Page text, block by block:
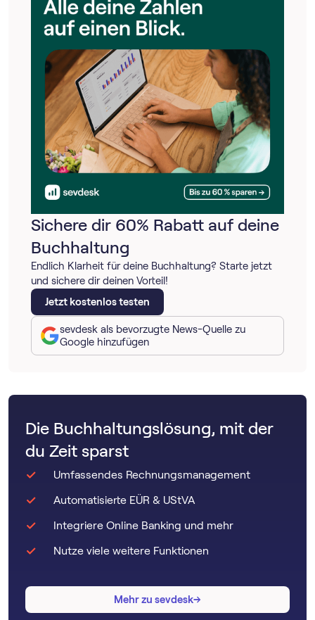
Sichere dir 60% Rabatt auf deine
Buchhaltung
Endlich Klarheit für deine Buchhaltung? Starte jetzt
und sichere dir deinen Vorteil!
Jetzt kostenlos testen
sevdesk als bevorzugte News-Quelle zu
Google hinzufügen
Die Buchhaltungslösung, mit der
du Zeit sparst
Umfassendes Rechnungsmanagement
Automatisierte EÜR & UStVA
Integriere Online Banking und mehr
Nutze viele weitere Funktionen
Mehr zu sevdesk→
→